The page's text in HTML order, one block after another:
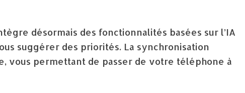
désormais des fonctionnalités basées sur l’IA
suggérer des priorités. La synchronisation
vous permettant de passer de votre téléphone à